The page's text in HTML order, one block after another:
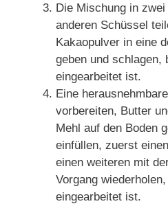
Die Mischung in
anderen Schüssel
Kakaopulver in eine
geben und schlagen,
eingearbeitet ist.
Eine
vorbereiten, Butter
Mehl auf den Boden
einfüllen, zuerst
einen weiteren mit
Vorgang
eingearbeitet ist.